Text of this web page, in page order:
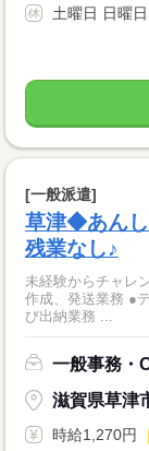
土曜日 日曜
[一般派遣]
草津◆あん
残業なし♪
未経験からチャレンジ
作成、発送業務 ●
び出納業務 ...
一般事務・
滋賀県草津
時給1,270円